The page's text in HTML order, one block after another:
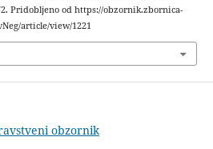
Pridobljeno od https://obzornik.zbornica-
article/view/1221
obzornik